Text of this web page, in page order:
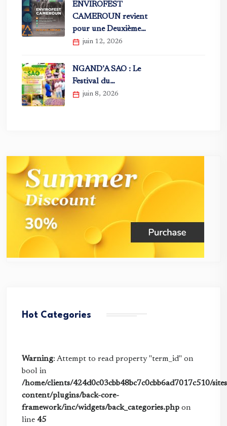
ENVIROFEST
CAMEROUN revient
pour une Deuxième…
juin 12, 2026
NGAND’A SAO : Le
Festival du…
juin 8, 2026
Hot Categories
Warning: Attempt to read property "term_id" on
bool in
/home/clients/424d0c03cbb48bc7c0cbb6ad7017c510/
content/plugins/back-core-
framework/inc/widgets/back_categories.php on
line 45